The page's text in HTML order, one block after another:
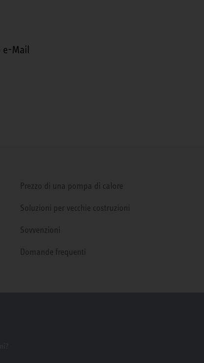
e-Mail
Prezzo di una pompa di calore
Soluzioni per vecchie costruzioni
Sovvenzioni
Domande frequenti